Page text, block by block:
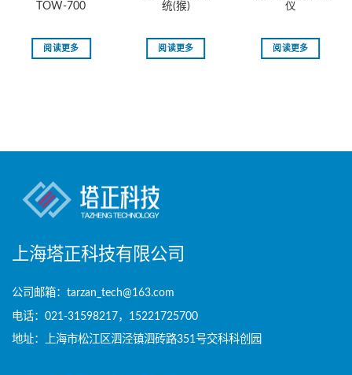
TOW-700
阅读更多
统(猴)
阅读更多
仪
阅读更多
上海塔正科技有限公司
公司邮箱：tarzan_tech@163.com
电话：021-31598217，15221725700
地址：上海市松江区泗泾镇泗砖路351号交科科创园